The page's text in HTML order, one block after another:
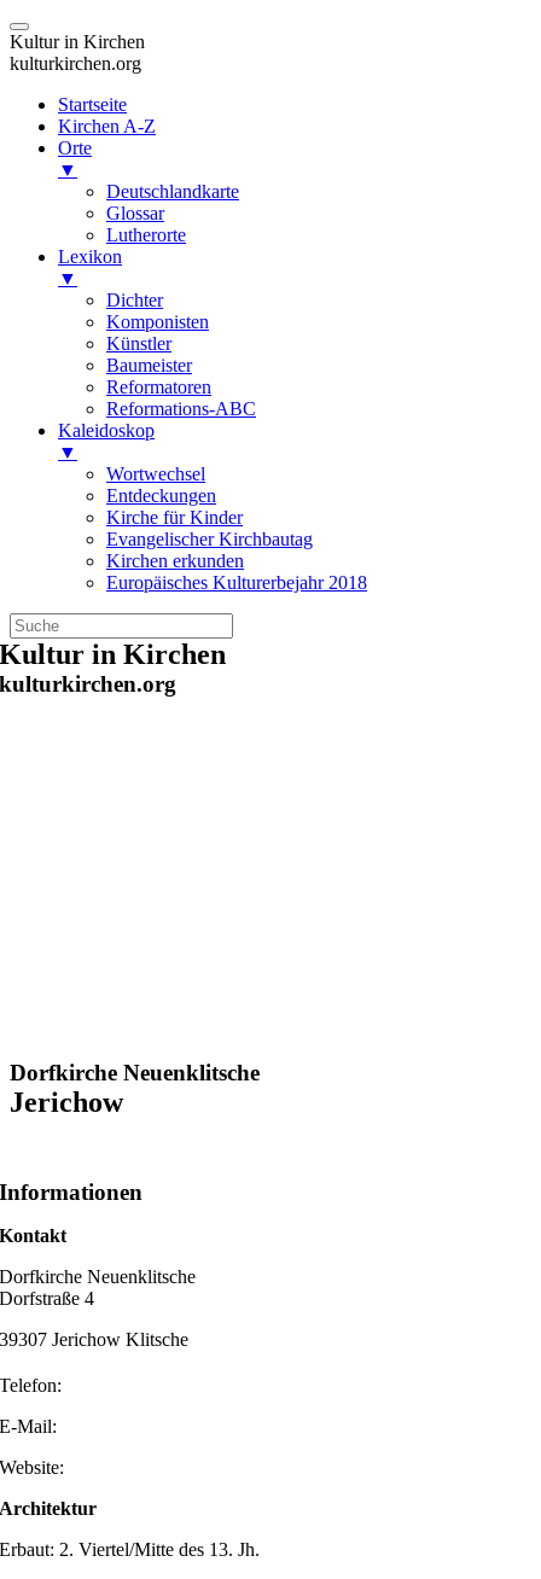
Kultur in Kirchen
kulturkirchen.org
Startseite
Kirchen A-Z
Orte
▼
Deutschlandkarte
Glossar
Lutherorte
Lexikon
▼
Dichter
Komponisten
Künstler
Baumeister
Reformatoren
Reformations-ABC
Kaleidoskop
▼
Wortwechsel
Entdeckungen
Kirche für Kinder
Evangelischer Kirchbautag
Kirchen erkunden
Europäisches Kulturerbejahr 2018
Zum
Inhalt
springen
Kultur in Kirchen
kulturkirchen.org
Dorfkirche Neuenklitsche
Jerichow
Informationen
Kontakt
Dorfkirche Neuenklitsche
Dorfstraße 4
39307 Jerichow Klitsche
Telefon:
E-Mail:
Website:
Architektur
Erbaut: 2. Viertel/Mitte des 13. Jh.